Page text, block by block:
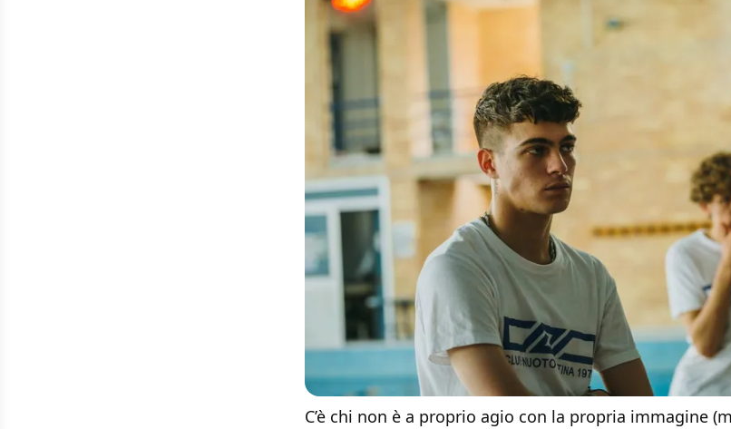
C’è chi non è a proprio agio con la propria immagine